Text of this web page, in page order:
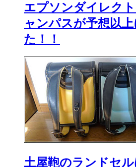
エプソンダイレク
ャンパスが予想以
た！！
土屋鞄のランドセ